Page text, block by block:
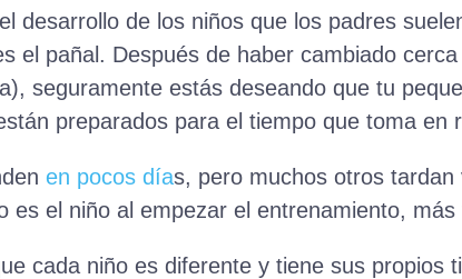
desarrollo de los niños que los padres
el pañal. Después de haber cambiado
seguramente estás deseando que tu
preparados para el tiempo que toma en
en pocos días, pero muchos otros
es el niño al empezar el entrenamiento,
cada niño es diferente y tiene sus propios